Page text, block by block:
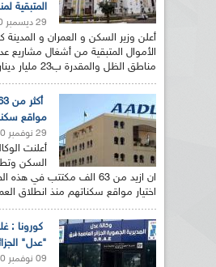
المتبقية
29 ديسمبر 2020
أعلن وزير السكن و العمران و
الأموال المتبقية من أشغال مشاريع
مناطق الظل والمقدرة ب23 مليار دينار. جاء...
مواقع سكناتهم
29 نوفمبر 2020
أعلنت
السكن
ان ازيد من 63 الف مكتتب في
اختيار مواقع سكناتهم منذ انطلاق
كورونا :
"عدل" الجزائر
09 نوفمبر 2020